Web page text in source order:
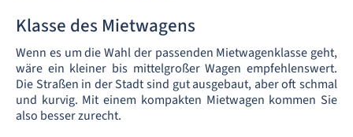
Klasse des Mietwagens
Wenn es um die Wahl der passenden Mietwagenklasse geht,
wäre ein kleiner bis mittelgroßer Wagen empfehlenswert.
Die Straßen in der Stadt sind gut ausgebaut, aber oft schmal
und kurvig. Mit einem kompakten Mietwagen kommen Sie
also besser zurecht.